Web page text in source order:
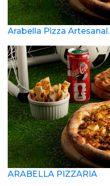
Arabella Pizza Artesanal.
ARABELLA PIZZARIA